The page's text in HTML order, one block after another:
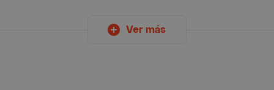
Ver más